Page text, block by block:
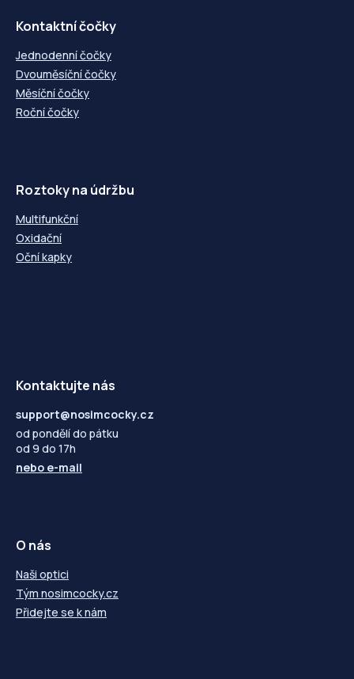
Kontaktní čočky
Jednodenní čočky
Dvouměsíční čočky
Měsíční čočky
Roční čočky
Roztoky na údržbu
Multifunkční
Oxidační
Oční kapky
Kontaktujte nás
support@nosimcocky.cz
od pondělí do pátku
od 9 do 17h
nebo e-mail
O nás
Naši optici
Tým nosimcocky.cz
Přidejte se k nám